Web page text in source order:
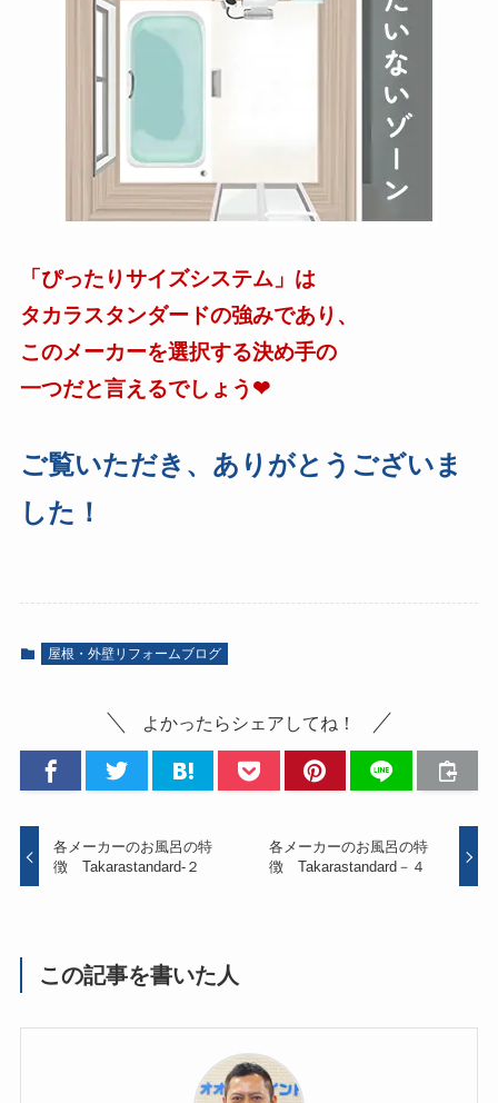
「ぴったりサイズシステム」は
タカラスタンダードの強みであり、
このメーカーを選択する決め手の
一つだと言えるでしょう❤
ご覧いただき、ありがとうございま
した！
屋根・外壁リフォームブログ
よかったらシェアしてね！
各メーカーのお風呂の特
徴 Takarastandard-２
各メーカーのお風呂の特
徴 Takarastandard－４
この記事を書いた人